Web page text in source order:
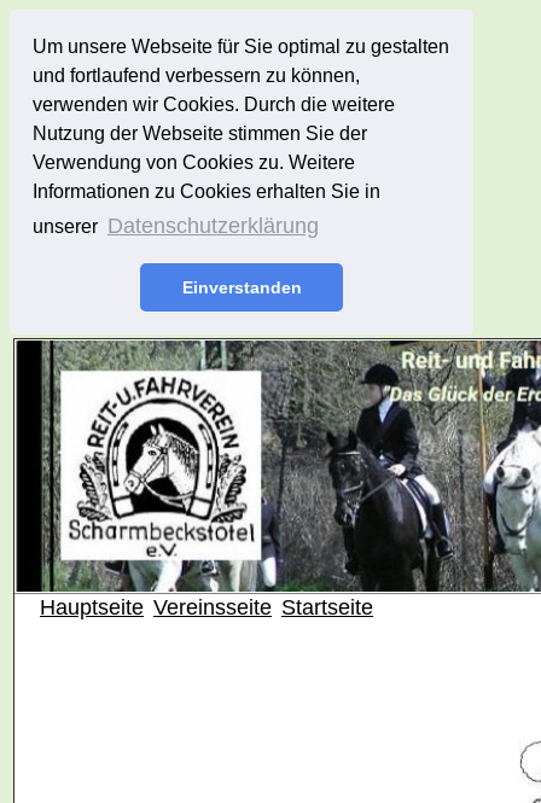
Um unsere Webseite für Sie optimal zu gestalten
und fortlaufend verbessern zu können,
verwenden wir Cookies. Durch die weitere
Nutzung der Webseite stimmen Sie der
Verwendung von Cookies zu. Weitere
Informationen zu Cookies erhalten Sie in
unserer Datenschutzerklärung
Einverstanden
Hauptseite Vereinsseite Startseite